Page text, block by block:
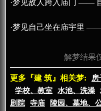
·梦见敌人跨入庙门 ——
·梦见自己坐在庙宇里
解梦结果
更多『建 筑』相关梦:
学校、教室
水池、洗澡
剧院
寺庙 陵园、墓地、